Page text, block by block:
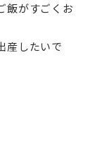
飯がすごくお
産したいで